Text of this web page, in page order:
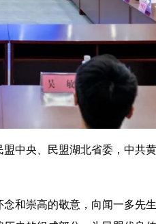
中央、民盟湖北省委，中共
和崇高的敬意，向闻一多先